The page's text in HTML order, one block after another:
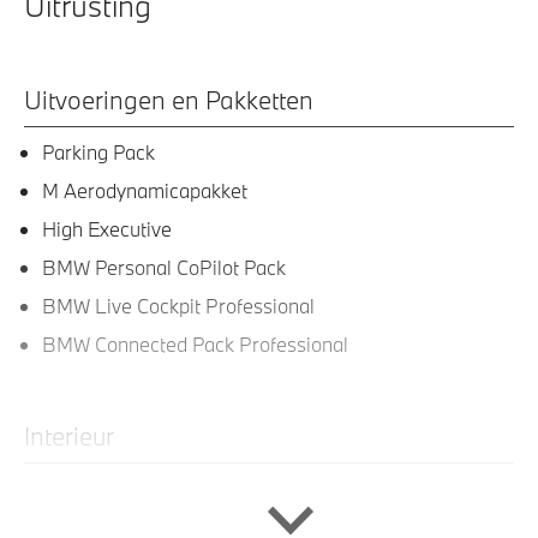
Uitvoeringen en Pakketten
Parking Pack
M Aerodynamicapakket
High Executive
BMW Personal CoPilot Pack
BMW Live Cockpit Professional
BMW Connected Pack Professional
Interieur
Galvanische afwerking voor bedieningselementen